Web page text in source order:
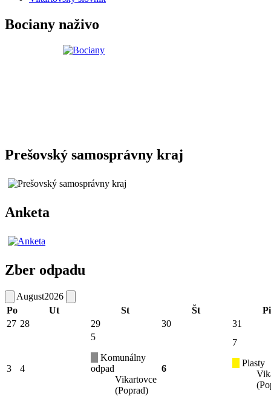
Bociany naživo
Prešovský samosprávny kraj
Anketa
Zber odpadu
August2026
Po
Ut St Št
Pi
27 28 29 30 31
3 4
5
Komunálny
odpad
Vikartovce
(Poprad)
6
7
Plasty